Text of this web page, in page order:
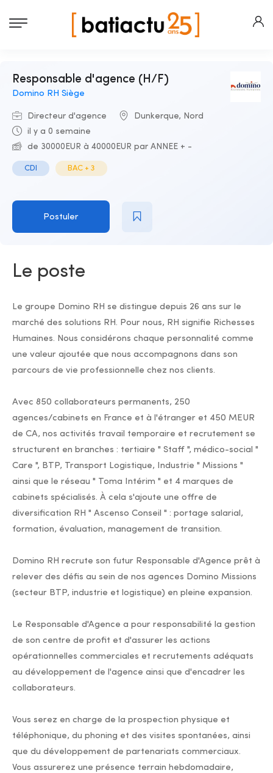
Responsable d'agence (H/F)
Domino RH Siège
Directeur d'agence
Dunkerque, Nord
il y a 0 semaine
de 30000EUR à 40000EUR par ANNEE + -
CDI BAC + 3
Postuler
Le poste
Le groupe Domino RH se distingue depuis 26 ans sur le
marché des solutions RH. Pour nous, RH signifie Richesses
Humaines. Nous considérons chaque personnalité comme
une valeur ajoutée que nous accompagnons dans son
parcours de vie professionnelle chez nos clients.
Avec 850 collaborateurs permanents, 250
agences/cabinets en France et à l'étranger et 450 MEUR
de CA, nos activités travail temporaire et recrutement se
structurent en branches : tertiaire " Staff ", médico-social "
Care ", BTP, Transport Logistique, Industrie " Missions "
ainsi que le réseau " Toma Intérim " et 4 marques de
cabinets spécialisés. À cela s'ajoute une offre de
diversification RH " Ascenso Conseil " : portage salarial,
formation, évaluation, management de transition.
Domino RH recrute son futur Responsable d'Agence prêt à
relever des défis au sein de nos agences Domino Missions
(secteur BTP, industrie et logistique) en pleine expansion.
Le Responsable d'Agence a pour responsabilité la gestion
de son centre de profit et d'assurer les actions
opérationnelles commerciales et recrutements adéquats
au développement de l'agence ainsi que d'encadrer les
collaborateurs.
Vous serez en charge de la prospection physique et
téléphonique, du phoning et des visites spontanées, ainsi
que du développement de partenariats commerciaux.
Vous assurerez une présence terrain hebdomadaire,